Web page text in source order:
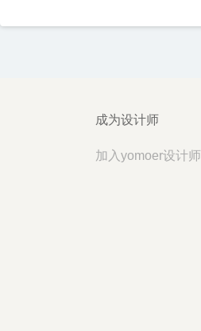
成为设计师
加入yomoer设计师